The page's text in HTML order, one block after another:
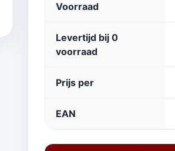
Voorraad
Levertijd bij 0
voorraad
Prijs per
EAN